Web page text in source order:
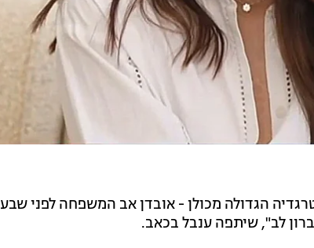
הגדולה מכולן - אובדן אב המשפחה לפני שבע
לב", שיתפה ענבל בכאב.